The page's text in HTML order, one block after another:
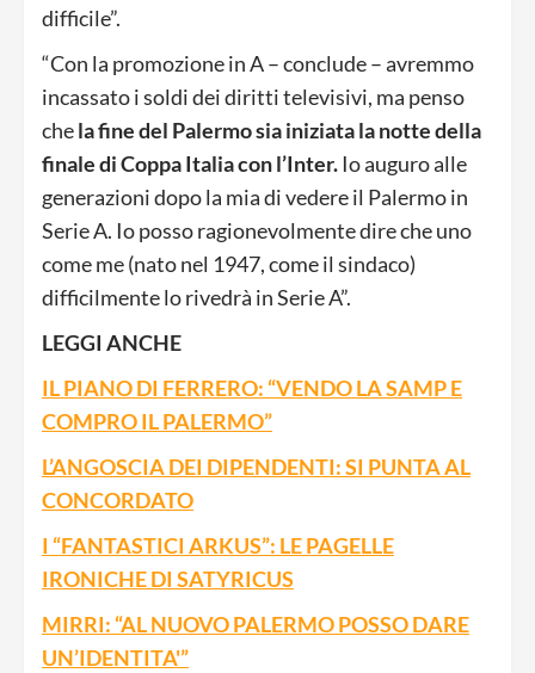
difficile”.
“Con la promozione in A – conclude – avremmo
incassato i soldi dei diritti televisivi, ma penso
chela fine del Palermo sia iniziata la notte della
finale di Coppa Italia con l’Inter.Io auguro alle
generazioni dopo la mia di vedere il Palermo in
Serie A. Io posso ragionevolmente dire che uno
come me (nato nel 1947, come il sindaco)
difficilmente lo rivedrà in Serie A”.
LEGGI ANCHE
IL PIANO DI FERRERO: “VENDO LA SAMP E
COMPRO IL PALERMO”
L’ANGOSCIA DEI DIPENDENTI: SI PUNTA AL
CONCORDATO
I “FANTASTICI ARKUS”: LE PAGELLE
IRONICHE DI SATYRICUS
MIRRI: “AL NUOVO PALERMO POSSO DARE
UN’IDENTITA'”